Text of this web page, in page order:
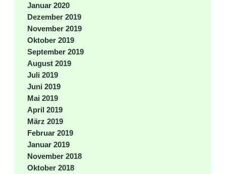
Januar 2020
Dezember 2019
November 2019
Oktober 2019
September 2019
August 2019
Juli 2019
Juni 2019
Mai 2019
April 2019
März 2019
Februar 2019
Januar 2019
November 2018
Oktober 2018